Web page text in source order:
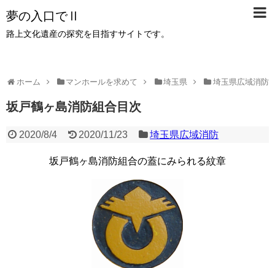
夢の入口でⅡ
路上文化遺産の探究を目指すサイトです。
ホーム マンホールを求めて 埼玉県 埼玉県広域消防
坂戸鶴ヶ島消防組合目次
2020/8/4 2020/11/23 埼玉県広域消防
坂戸鶴ヶ島消防組合の蓋にみられる紋章